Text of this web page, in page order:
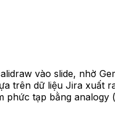
vào slide, nhờ
trên dữ liệu Jira xuất
tạp bằng analogy